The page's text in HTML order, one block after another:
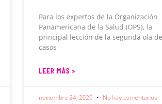
Para los expertos de la Organización
Panamericana de la Salud (OPS), la
principal lección de la segunda ola de
casos
LEER MÁS »
noviembre 24, 2020 No hay comentarios